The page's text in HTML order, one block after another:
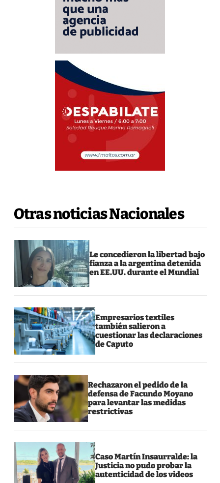
Otras noticias Nacionales
Le concedieron la libertad bajo
fianza a la argentina detenida
en EE.UU. durante el Mundial
Empresarios textiles
también salieron a
cuestionar las declaraciones
de Caputo
Rechazaron el pedido de la
defensa de Facundo Moyano
para levantar las medidas
restrictivas
Caso Martín Insaurralde: la
Justicia no pudo probar la
autenticidad de los videos